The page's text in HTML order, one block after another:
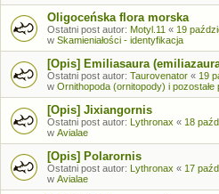
Oligoceńska flora morska
Ostatni post autor: Motyl.11 « 19
w Skamieniałości - identyfikacja
[Opis] Emiliasaura
Ostatni post autor: Taurovenator « 19
w Ornithopoda (ornitopody) i pozostałe
[Opis] Jixiangornis
Ostatni post autor: Lythronax « 18
w Avialae
[Opis] Polarornis
Ostatni post autor: Lythronax « 17
w Avialae